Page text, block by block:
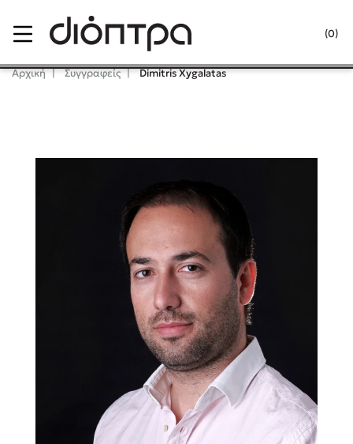
(0)
Κλείσιμο
Το ξενοδοχείο των συναισθημάτων
Χάρης Πολίτης
Καθρέφτης
Αρχική Συγγραφείς Dimitris Xygalatas